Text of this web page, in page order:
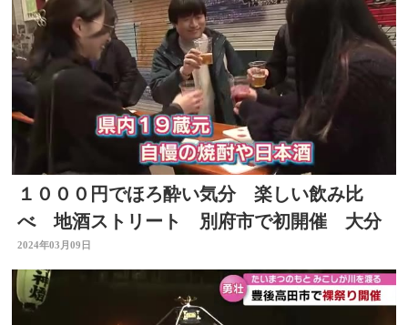
１０００円でほろ酔い気分 楽しい飲み比
べ 地酒ストリート 別府市で初開催 大分
2024年03月09日